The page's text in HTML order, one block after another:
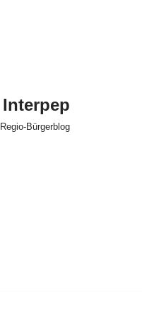
Interpep
Regio-Bürgerblog